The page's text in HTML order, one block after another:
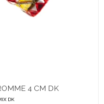
4 CM DK
DK